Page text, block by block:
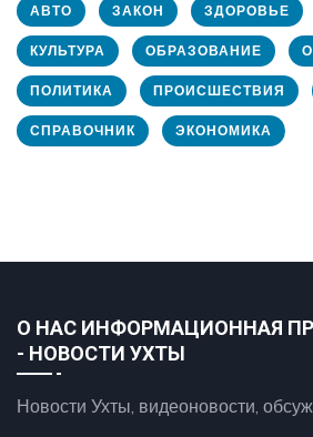
АВТО ЗАКОН ЗДОРОВЬЕ
КУЛЬТУРА ОБРАЗОВАНИЕ
ПОЛИТИКА ПРОИСШЕСТВИЯ
СПРАВОЧНИК ЭКОНОМИКА
О НАС ИНФОРМАЦИОННАЯ
- НОВОСТИ УХТЫ
Новости Ухты, видеоновости,